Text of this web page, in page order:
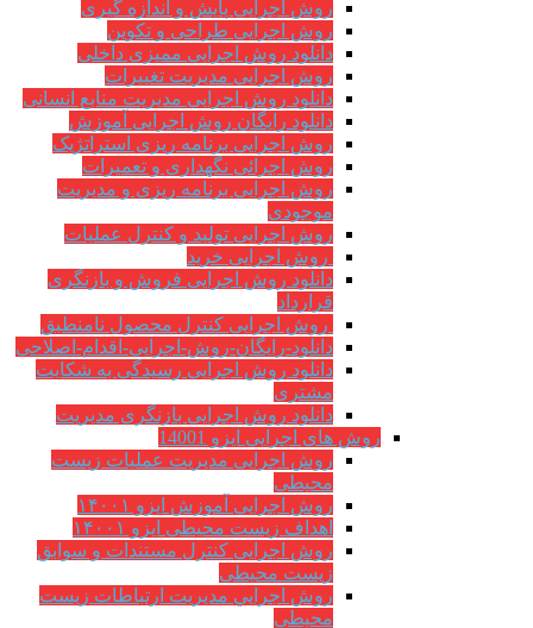
روش اجرایی پایش و اندازه گیری
روش اجرایی طراحی و تکوین
دانلود روش اجرایی ممیزی داخلی
روش اجرایی مدیریت تغییرات
دانلود روش اجرایی مدیریت منابع انسانی
دانلود رایگان روش اجرایی آموزش
روش اجرایی برنامه ریزی استراتژیک
روش اجرائی نگهداری و تعمیرات
روش اجرایی برنامه ریزی و مدیریت
موجودی
روش اجرایی تولید و کنترل عملیات
روش اجرایی خرید
دانلود روش اجرایی فروش و بازنگری
قرارداد
روش اجرایی کنترل محصول نامنطبق
دانلود-رایگان-روش-اجرایی-اقدام-اصلاحی
دانلود روش اجرایی رسیدگی به شکایت
مشتری
دانلود روش اجرایی بازنگری مدیریت
روش های اجرایی ایزو 14001
روش اجرایی مدیریت عملیات زیست
محیطی
روش اجرایی آموزش ایزو ۱۴۰۰۱
اهداف زیست محیطی ایزو ۱۴۰۰۱
روش اجرایی کنترل مستندات و سوابق
زیست محیطی
روش اجرايي مدیریت ارتباطات زیست
محیطی